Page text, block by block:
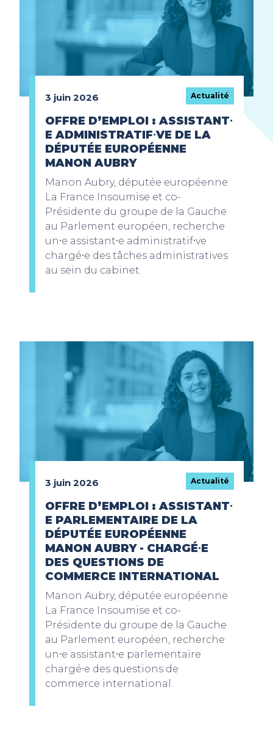
3 juin 2026 Actualité
OFFRE D’EMPLOI : ASSISTANT⸱
E ADMINISTRATIF⸱VE DE LA
DÉPUTÉE EUROPÉENNE
MANON AUBRY
Manon Aubry, députée européenne
La France Insoumise et co-
Présidente du groupe de la Gauche
au Parlement européen, recherche
un⸱e assistant⸱e administratif⸱ve
chargé⸱e des tâches administratives
au sein du cabinet.
3 juin 2026 Actualité
OFFRE D’EMPLOI : ASSISTANT⸱
E PARLEMENTAIRE DE LA
DÉPUTÉE EUROPÉENNE
MANON AUBRY - CHARGÉ⸱E
DES QUESTIONS DE
COMMERCE INTERNATIONAL
Manon Aubry, députée européenne
La France Insoumise et co-
Présidente du groupe de la Gauche
au Parlement européen, recherche
un⸱e assistant⸱e parlementaire
chargé⸱e des questions de
commerce international.